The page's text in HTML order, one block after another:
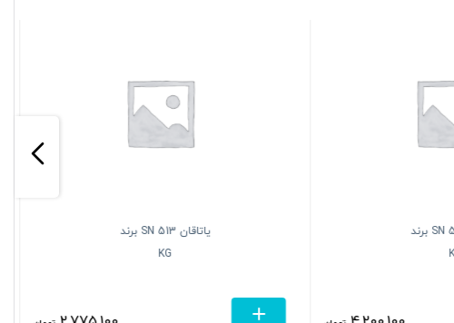
یاتاقان SN 516 برند
یاتاقان SN 513 برند
KG